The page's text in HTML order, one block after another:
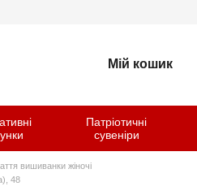
Мій кошик
Патріотичні
сувеніри
вишиванки жіночі
48